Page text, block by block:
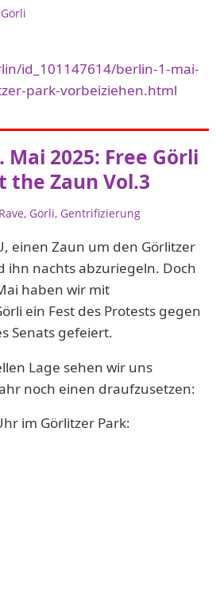
Görli
id_101147614/berlin-1-mai-
park-vorbeiziehen.html
Mai 2025: Free Görli
the Zaun Vol.3
Rave Görli Gentrifizierung
einen Zaun um den Görlitzer
ihn nachts abzuriegeln. Doch
haben wir mit
ein Fest des Protests gegen
Senats gefeiert.
Lage sehen wir uns
noch einen draufzusetzen:
im Görlitzer Park: